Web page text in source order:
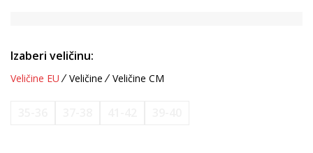
Izaberi veličinu:
Veličine EU Veličine Veličine CM